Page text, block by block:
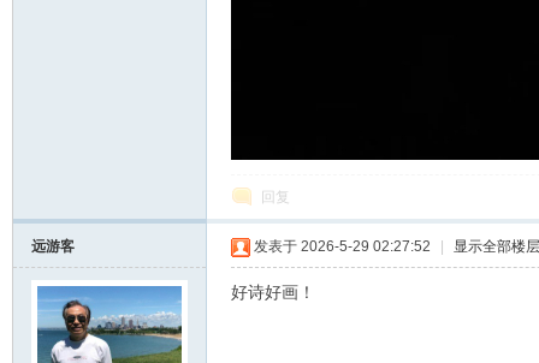
回复
远游客 发表于 2026-5-29 02:27:52 显示全部楼层
好诗好画！